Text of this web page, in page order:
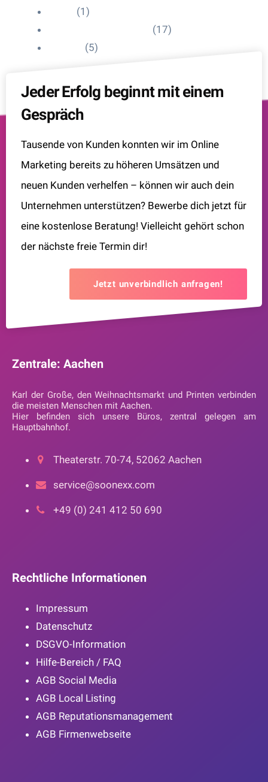
(1)
(17)
(5)
Jeder Erfolg beginnt mit einem
Gespräch
Tausende von Kunden konnten wir im Online
Marketing bereits zu höheren Umsätzen und
neuen Kunden verhelfen – können wir auch dein
Unternehmen unterstützen? Bewerbe dich jetzt für
eine kostenlose Beratung! Vielleicht gehört schon
der nächste freie Termin dir!
Jetzt unverbindlich anfragen!
Zentrale: Aachen
Karl der Große, den Weihnachtsmarkt und Printen verbinden
die meisten Menschen mit Aachen.
Hier befinden sich unsere Büros, zentral gelegen am
Hauptbahnhof.
Theaterstr. 70-74, 52062 Aachen
service@soonexx.com
+49 (0) 241 412 50 690
Rechtliche Informationen
Impressum
Datenschutz
DSGVO-Information
Hilfe-Bereich / FAQ
AGB Social Media
AGB Local Listing
AGB Reputationsmanagement
AGB Firmenwebseite